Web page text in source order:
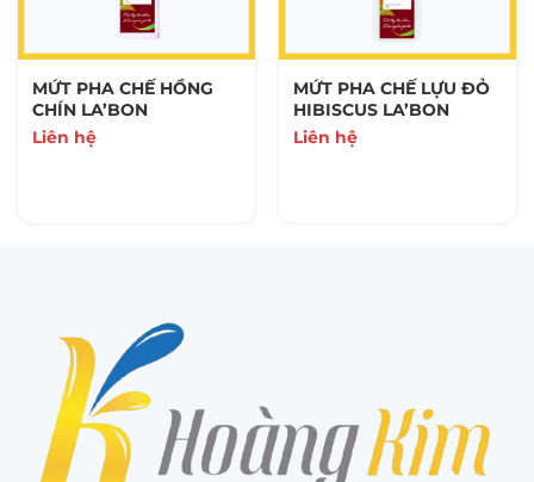
MỨT PHA CHẾ HỒNG
CHÍN LA’BON
Liên hệ
MỨT PHA CHẾ LỰU ĐỎ
HIBISCUS LA’BON
Liên hệ